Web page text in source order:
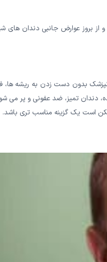
و از بروز عوارض جانبی دندان های
بدون دست زدن به ریشه ها،
دندان تمیز، ضد عفونی و پر می
است یک گزینه مناسب تری باشد.